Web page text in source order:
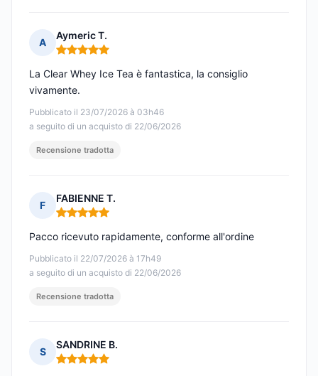
A
Aymeric T.
Nota: 5 su 5
Pubblicato il 23/07/2026 à 03h46
a seguito di un acquisto di 22/06/2026
La Clear Whey Ice Tea è fantastica, la consiglio
vivamente.
Recensione tradotta
F
FABIENNE T.
Nota: 5 su 5
Pubblicato il 22/07/2026 à 17h49
a seguito di un acquisto di 22/06/2026
Pacco ricevuto rapidamente, conforme all'ordine
Recensione tradotta
S
SANDRINE B.
Nota: 5 su 5